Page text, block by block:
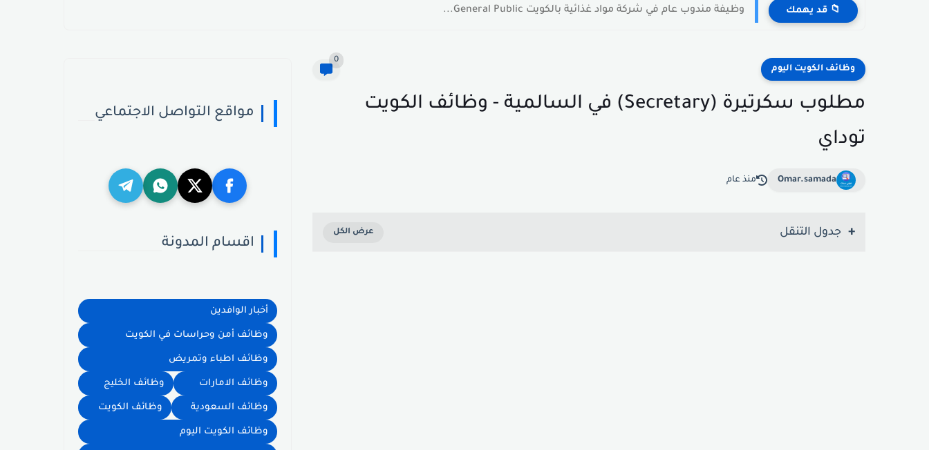
📁 قد يهمك وظيفة مندوب عام في شركة مواد غذائية بالكويت General Public...
وظائف الكويت اليوم
0
مطلوب سكرتيرة (Secretary) في السالمية - وظائف الكويت
توداي
Omar.samada منذ عام
جدول التنقل
مواقع التواصل الاجتماعي
اقسام المدونة
أخبار الوافدين
وظائف أمن وحراسات في الكويت
وظائف اطباء وتمريض
وظائف الامارات وظائف الخليج
وظائف السعودية وظائف الكويت
وظائف الكويت اليوم